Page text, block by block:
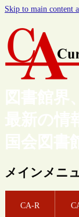
Skip to main content
図書館界
最新の情
国会図書
メインメニ
CA-R